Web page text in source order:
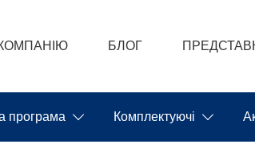
БЛОГ
програма Комплектуючі